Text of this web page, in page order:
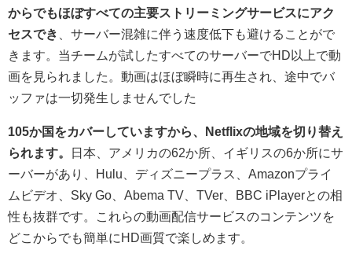
からでもほぼすべての主要ストリーミングサービスにアク
セスでき
、サーバー混雑に伴う速度低下も避けることがで
きます。当チームが試したすべてのサーバーでHD以上で動
画を見られました。動画はほぼ瞬時に再生され、途中でバ
ッファは一切発生しませんでした
105か国をカバーしていますから、Netflixの地域を切り替え
られます。
日本、アメリカの62か所、イギリスの6か所にサ
ーバーがあり、Hulu、ディズニープラス、Amazonプライ
ムビデオ、Sky Go、Abema TV、TVer、BBC iPlayerとの相
性も抜群です。これらの動画配信サービスのコンテンツを
どこからでも簡単にHD画質で楽しめます。